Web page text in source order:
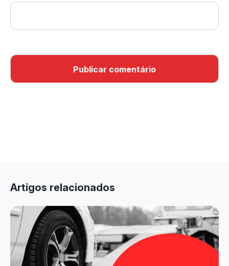
Artigos relacionados